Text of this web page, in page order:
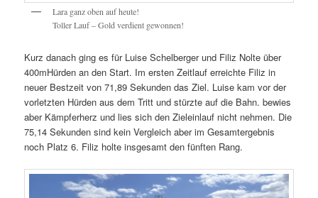
Lara ganz oben auf heute!
Toller Lauf – Gold verdient gewonnen!
Kurz danach ging es für Luise Schelberger und Filiz Nolte über
400mHürden an den Start. Im ersten Zeitlauf erreichte Filiz in
neuer Bestzeit von 71,89 Sekunden das Ziel. Luise kam vor der
vorletzten Hürden aus dem Tritt und stürzte auf die Bahn. bewies
aber Kämpferherz und lies sich den Zieleinlauf nicht nehmen. Die
75,14 Sekunden sind kein Vergleich aber im Gesamtergebnis
noch Platz 6. Filiz holte insgesamt den fünften Rang.